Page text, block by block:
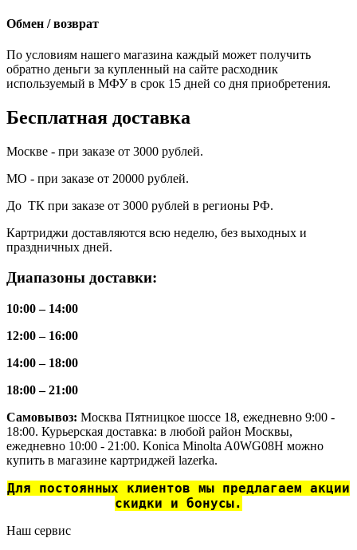
Обмен / возврат
По условиям нашего магазина каждый может получить
обратно деньги за купленный на сайте расходник
используемый в МФУ в срок 15 дней со дня приобретения.
Бесплатная доставка
Москве - при заказе от 3000 рублей.
МО - при заказе от 20000 рублей.
До ТК при заказе от 3000 рублей в регионы РФ.
Картриджи доставляются всю неделю, без выходных и
праздничных дней.
Диапазоны доставки:
10:00 – 14:00
12:00 – 16:00
14:00 – 18:00
18:00 – 21:00
Самовывоз: Москва Пятницкое шоссе 18, ежедневно 9:00 -
18:00. Курьерская доставка: в любой район Москвы,
ежедневно 10:00 - 21:00. Konica Minolta A0WG08H можно
купить в магазине картриджей lazerka.
Для постоянных клиентов мы предлагаем акции
скидки и бонусы.
Наш сервис